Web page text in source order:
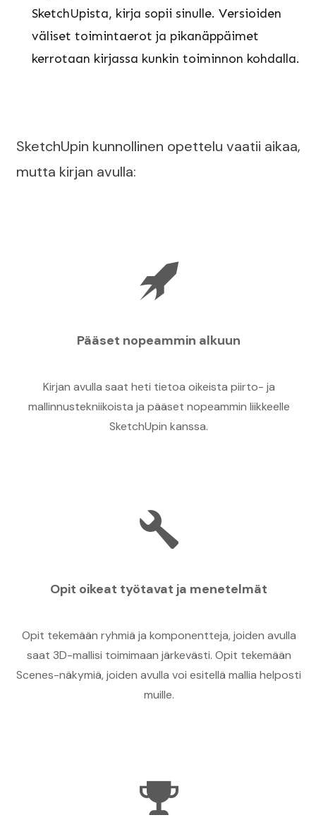
SketchUpista, kirja sopii sinulle. Versioiden
väliset toimintaerot ja pikanäppäimet
kerrotaan kirjassa kunkin toiminnon kohdalla.
SketchUpin kunnollinen opettelu vaatii aikaa,
mutta kirjan avulla:
Pääset nopeammin alkuun
Kirjan avulla saat heti tietoa oikeista piirto- ja
mallinnustekniikoista ja pääset nopeammin liikkeelle
SketchUpin kanssa.
Opit oikeat työtavat ja menetelmät
Opit tekemään ryhmiä ja komponentteja, joiden avulla
saat 3D-mallisi toimimaan järkevästi. Opit tekemään
Scenes-näkymiä, joiden avulla voi esitellä mallia helposti
muille.